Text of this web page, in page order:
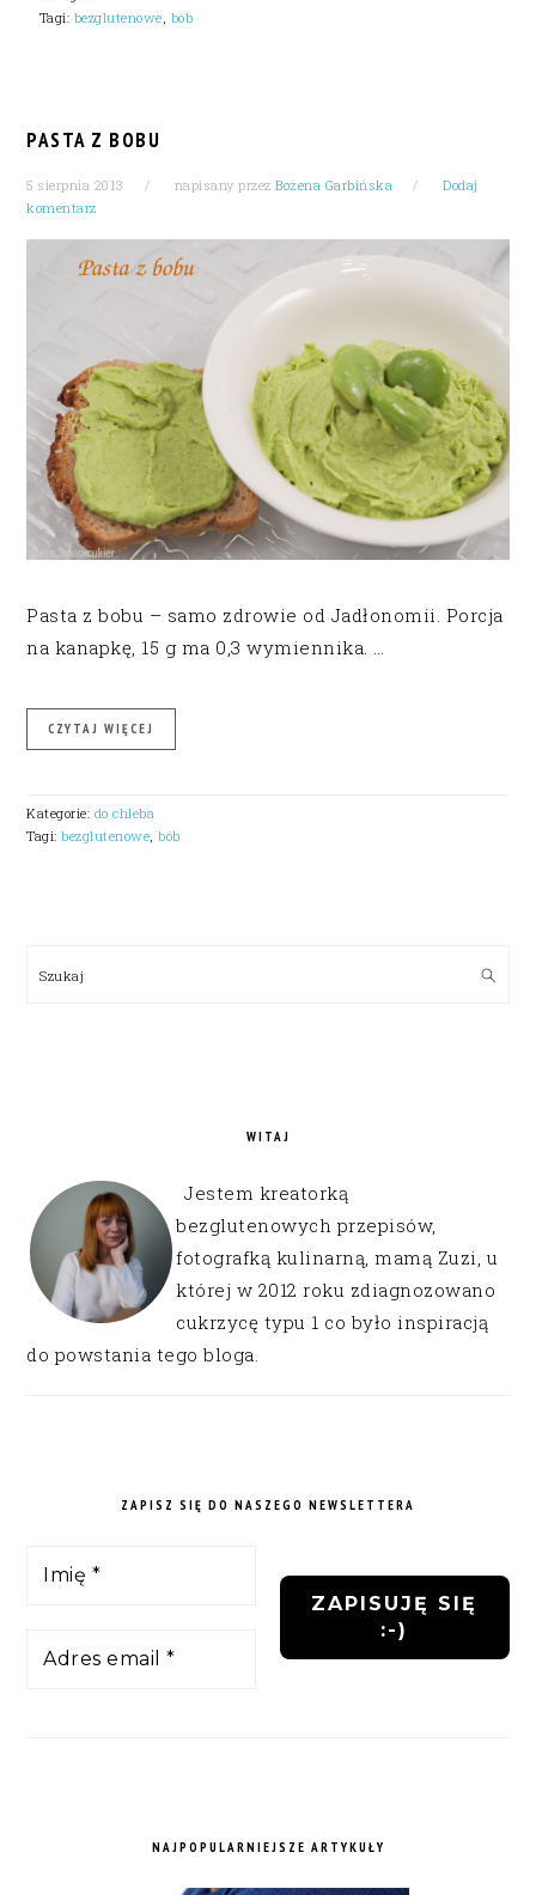
Tagi: bezglutenowe, bób
PASTA Z BOBU
5 sierpnia 2013 napisany przezBożena Garbińska
Dodaj
komentarz
Pasta z bobu – samo zdrowie od Jadłonomii. Porcja
na kanapkę, 15 g ma 0,3 wymiennika. …
CZYTAJ WIĘCEJ
Kategorie: do chleba
Tagi:bezglutenowe ,bób
Szukaj
WITAJ
Jestem kreatorką
bezglutenowych przepisów,
fotografką kulinarną, mamą Zuzi, u
której w 2012 roku zdiagnozowano
cukrzycę typu 1 co było inspiracją
do powstania tego bloga.
ZAPISZ SIĘ DO NASZEGO NEWSLETTERA
NAJPOPULARNIEJSZE ARTYKUŁY